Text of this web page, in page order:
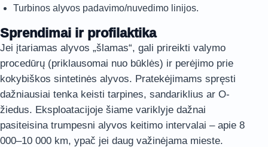
Turbinos alyvos padavimo/nuvedimo linijos.
Sprendimai ir profilaktika
Jei įtariamas alyvos „šlamas“, gali prireikti valymo
procedūrų (priklausomai nuo būklės) ir perėjimo prie
kokybiškos sintetinės alyvos. Pratekėjimams spręsti
dažniausiai tenka keisti tarpines, sandariklius ar O-
žiedus. Eksploatacijoje šiame variklyje dažnai
pasiteisina trumpesni alyvos keitimo intervalai – apie 8
000–10 000 km, ypač jei daug važinėjama mieste.